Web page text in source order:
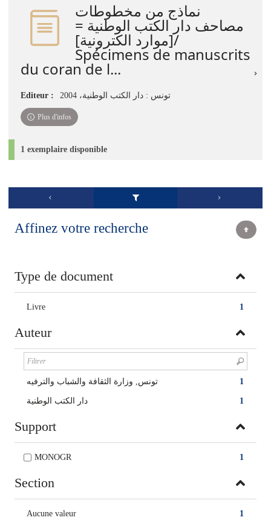
immédiate)
نماذج من مخطوطات
مصاحف دار الكتب الوطنية =
[موارد الكترونية]/
Spécimens de manuscrits
du coran de l...
Editeur : تونس : دار الكتب الوطنية، 2004
Plus d'infos
1 exemplaire disponible
Affinez votre recherche
Type de document
1
Livre
Auteur
1 تونس, وزارة الثقافة والشباب والترفيه
1 دار الكتب الوطنية
Support
1
MONOGR
Section
1
Aucune valeur